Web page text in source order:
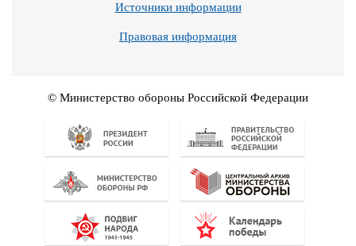
Источники информации
Правовая информация
© Министерство обороны Российской Федерации